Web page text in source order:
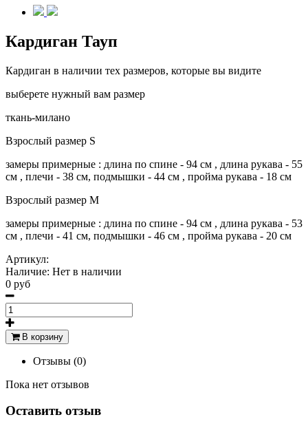
Кардиган Тауп
Кардиган в наличии тех размеров, которые вы видите
выберете нужный вам размер
ткань-милано
Взрослый размер S
замеры примерные : длина по спине - 94 см , длина рукава - 55
см , плечи - 38 см, подмышки - 44 см , пройма рукава - 18 см
Взрослый размер М
замеры примерные : длина по спине - 94 см , длина рукава - 53
см , плечи - 41 см, подмышки - 46 см , пройма рукава - 20 см
Артикул:
Наличие: Нет в наличии
0 руб
В корзину
Отзывы (0)
Пока нет отзывов
Оставить отзыв